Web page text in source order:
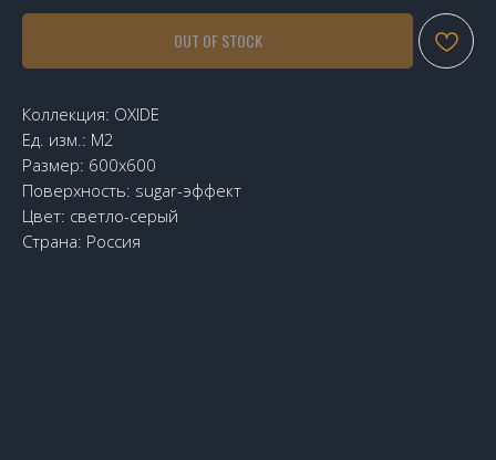
OUT OF STOCK
Коллекция: OXIDE
Ед. изм.: М2
Размер: 600х600
Поверхность: sugar-эффект
Цвет: светло-серый
Страна: Россия